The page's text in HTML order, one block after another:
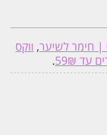
| חימר לשיער, ווקס
עד 59₪
.